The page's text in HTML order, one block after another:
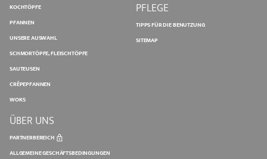
KOCHTÖPFE
PFANNEN
UNSERE AUSWAHL
SCHMORTÖPFE, FLEISCHTÖPFE
SAUTEUSEN
CRÊPEPFANNEN
WOKS
PFLEGE
TIPPS FÜR DIE BENUTZUNG
SITEMAP
ÜBER UNS
PARTNERBEREICH
ALLGEMEINE GESCHÄFTSBEDINGUNGEN